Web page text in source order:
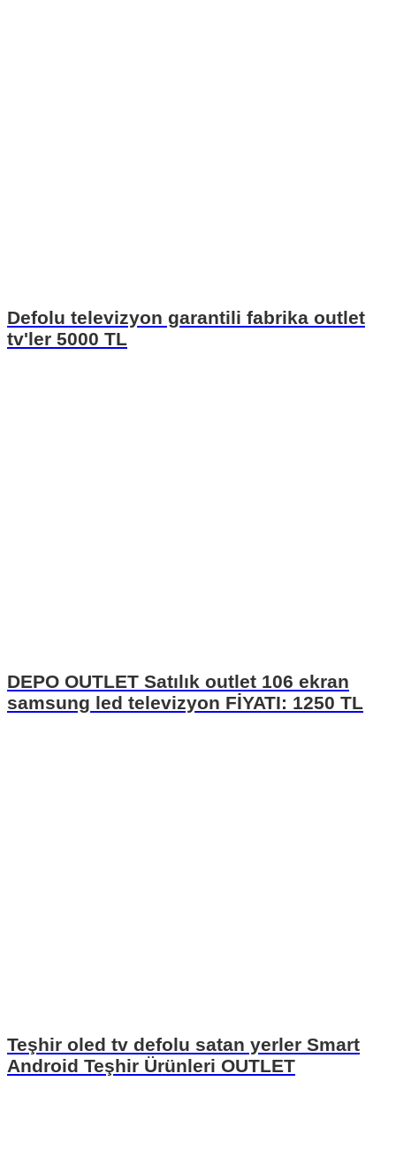
Defolu televizyon garantili fabrika outlet
tv'ler 5000 TL
DEPO OUTLET Satılık outlet 106 ekran
samsung led televizyon FİYATI: 1250 TL
Teşhir oled tv defolu satan yerler Smart
Android Teşhir Ürünleri OUTLET